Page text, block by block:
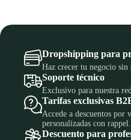
Dropshipping para
Haz crecer tu negocio sin
Soporte técnico
Exclusivo para nuestra
Tarifas exclusivas
Accede a descuentos por
personalizadas con rappel.
Descuento para